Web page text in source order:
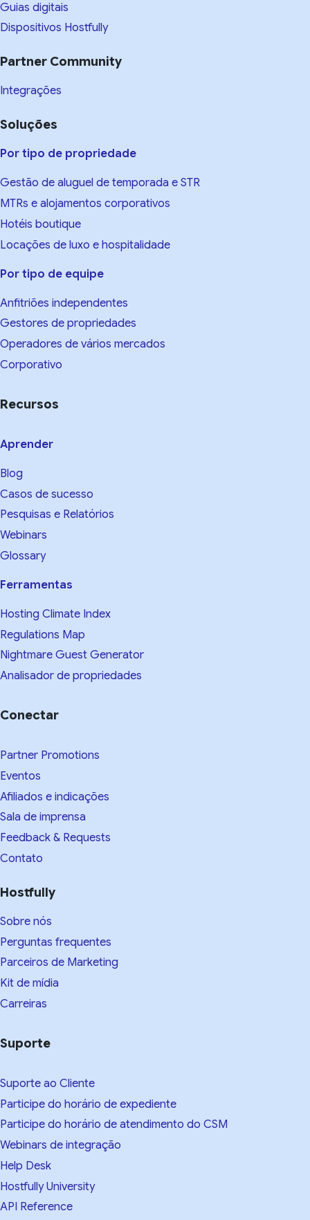
Guias digitais
Dispositivos Hostfully
Partner Community
Integrações
Soluções
Por tipo de propriedade
Gestão de aluguel de temporada e STR
MTRs e alojamentos corporativos
Hotéis boutique
Locações de luxo e hospitalidade
Por tipo de equipe
Anfitriões independentes
Gestores de propriedades
Operadores de vários mercados
Corporativo
Recursos
Aprender
Blog
Casos de sucesso
Pesquisas e Relatórios
Webinars
Glossary
Ferramentas
Hosting Climate Index
Regulations Map
Nightmare Guest Generator
Analisador de propriedades
Conectar
Partner Promotions
Eventos
Afiliados e indicações
Sala de imprensa
Feedback & Requests
Contato
Hostfully
Sobre nós
Perguntas frequentes
Parceiros de Marketing
Kit de mídia
Carreiras
Suporte
Suporte ao Cliente
Participe do horário de expediente
Participe do horário de atendimento do CSM
Webinars de integração
Help Desk
Hostfully University
API Reference